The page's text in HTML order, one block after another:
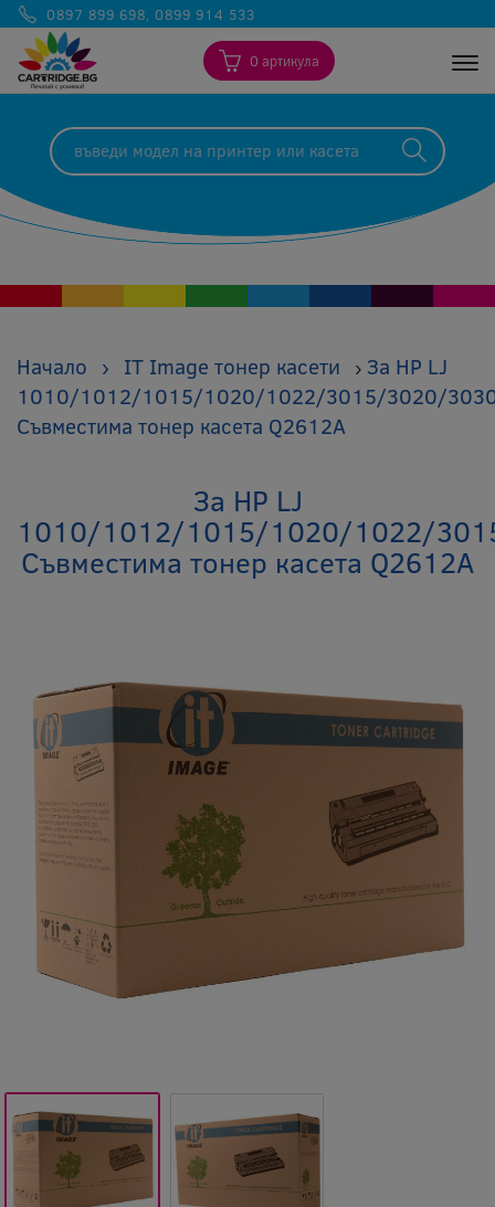
0897 899 698, 0899 914 533
0 артикула
Начало › IT Image тонер касети › За HP LJ
1010/1012/1015/1020/1022/3015/3020/
Съвместима тонер касета Q2612A
За HP LJ
1010/1012/1015/1020/1022/
Съвместима тонер касета Q2612A